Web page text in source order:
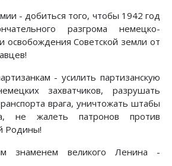
- добиться того, чтобы 1942 год
разгрома немецко-
освобождения Советской земли от
- усилить партизанскую
захватчиков, разрушать
врага, уничтожать штабы
не жалеть патронов против
Родины!
знаменем великого Ленина -